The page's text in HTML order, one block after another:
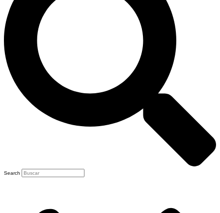
Search